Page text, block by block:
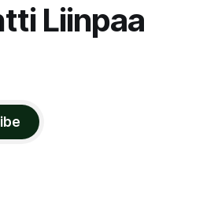
Liinpaa